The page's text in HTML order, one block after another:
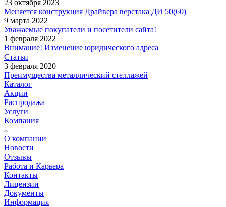
23 октября 2023
Меняется конструкция Драйвера верстака ДИ 50(60)
9 марта 2022
Уважаемые покупатели и посетители сайта!
1 февраля 2022
Внимание! Изменение юридического адреса
Статьи
3 февраля 2020
Преимущества металлический стеллажей
Каталог
Акции
Распродажа
Услуги
Компания
О компании
Новости
Отзывы
Работа и Карьера
Контакты
Лицензии
Документы
Информация